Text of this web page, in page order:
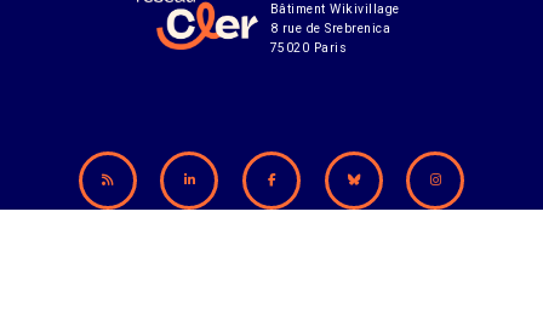
Bâtiment Wikivillage
8 rue de Srebrenica
75020 Paris